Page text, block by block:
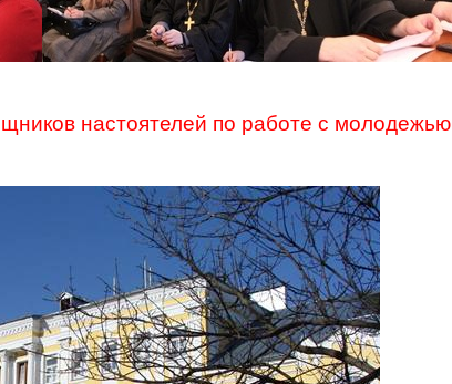
настоятелей по работе с молодежью